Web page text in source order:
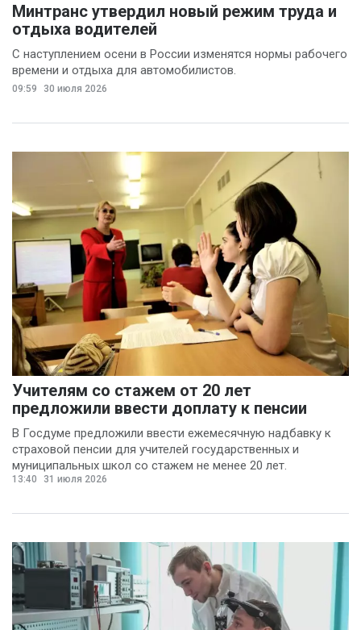
Минтранс утвердил новый режим труда и
отдыха водителей
С наступлением осени в России изменятся нормы рабочего
времени и отдыха для автомобилистов.
09:59 30 июля 2026
Учителям со стажем от 20 лет
предложили ввести доплату к пенсии
В Госдуме предложили ввести ежемесячную надбавку к
страховой пенсии для учителей государственных и
муниципальных школ со стажем не менее 20 лет.
13:40 31 июля 2026